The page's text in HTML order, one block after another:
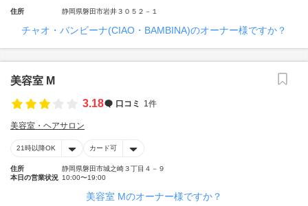
住所 静岡県磐田市岩井３０５２－１
チャオ・バンビーナ(CIAO・BAMBINA)のオーナー様ですか？
美容室 M
3.18
口コミ 1件
美容室・ヘアサロン
21時以降OK カード可
住所
静岡県磐田市城之崎３丁目４－９
本日の営業状況 10:00〜19:00
美容室 Mのオーナー様ですか？